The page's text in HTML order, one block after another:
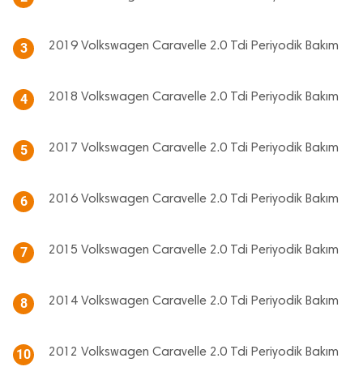
3 2019 Volkswagen Caravelle 2.0 Tdi Periyodik Bakım
4 2018 Volkswagen Caravelle 2.0 Tdi Periyodik Bakım
5 2017 Volkswagen Caravelle 2.0 Tdi Periyodik Bakım
6 2016 Volkswagen Caravelle 2.0 Tdi Periyodik Bakım
7 2015 Volkswagen Caravelle 2.0 Tdi Periyodik Bakım
8 2014 Volkswagen Caravelle 2.0 Tdi Periyodik Bakım
10 2012 Volkswagen Caravelle 2.0 Tdi Periyodik Bakım